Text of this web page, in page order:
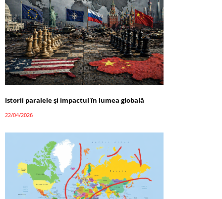
Istorii paralele și impactul în lumea globală
22/04/2026